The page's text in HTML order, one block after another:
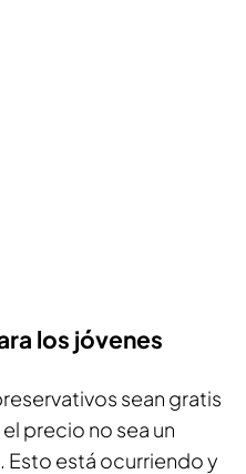
los jóvenes
sean gratis
precio no sea un
Esto está ocurriendo y